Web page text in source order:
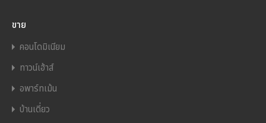
ขาย
คอนโดมิเนียม
ทาวน์เฮ้าส์
อพาร์ทเม้น
บ้านเดี่ยว